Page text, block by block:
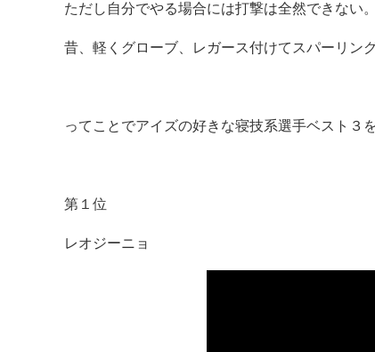
ただし自分でやる場合には打撃は全然できない。
昔、軽くグローブ、レガース付けてスパーリン
ってことでアイズの好きな寝技系選手ベスト３を
第１位
レオジーニョ